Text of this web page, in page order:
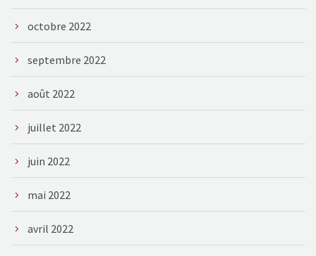
octobre 2022
septembre 2022
août 2022
juillet 2022
juin 2022
mai 2022
avril 2022